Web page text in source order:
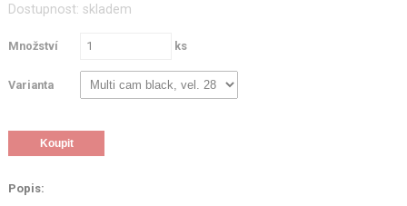
Dostupnost: skladem
Množství ks
Varianta
Popis: